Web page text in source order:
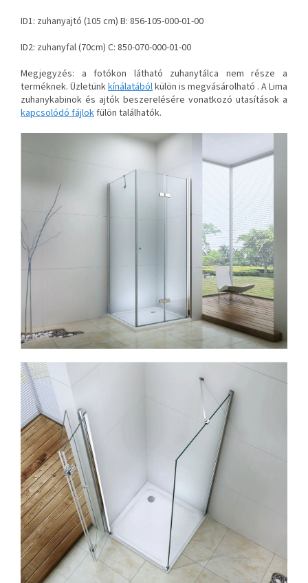
ID1: zuhanyajtó (105 cm) B: 856-105-000-01-00
ID2: zuhanyfal (70cm) C: 850-070-000-01-00
Megjegyzés: a fotókon látható zuhanytálca nem része a
terméknek. Üzletünkkínálatábólkülön is megvásárolható . A Lima
zuhanykabinok és ajtók beszerelésére vonatkozó utasítások a
kapcsolódó fájlokfülön találhatók.